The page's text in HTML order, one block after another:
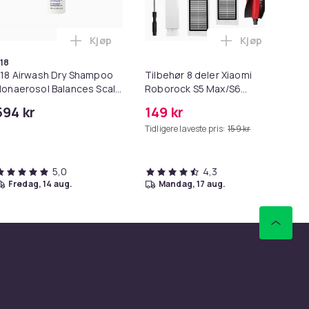
Transparent i handlekurven
i handlekurven
til Bilkjøring - Night Vision Briller Nattesyn - 1-Pack i
Airwash Dry Shampoo
Balances Scalp
kr
Legg K18 Airwash Dry Shampoo
Kjøp
5,0
fredag, 14 aug.
Tilbehør 8 deler Xiaomi
Roborock S5 Max/S6
MAXV/S50/S51/S55/S5/S60/S65/S6
149 kr
Tidligere laveste pris: 159 kr
Legg
Kjøp
4,3
mandag, 17 aug.